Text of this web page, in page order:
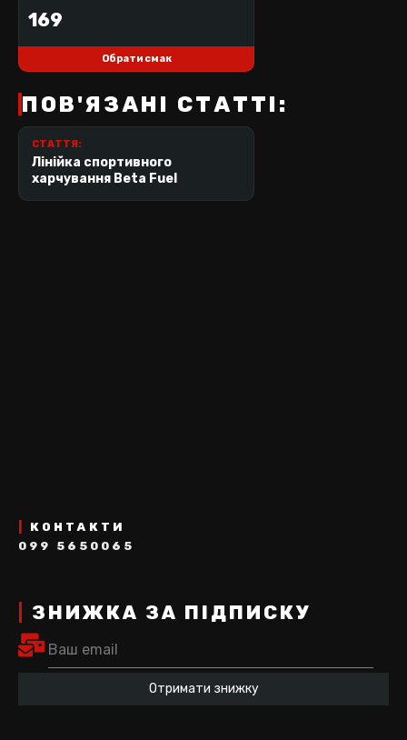
169
Обрати смак
ПОВ'ЯЗАНІ СТАТТІ:
СТАТТЯ:
Лінійка спортивного
харчування Beta Fuel
КОНТАКТИ
099 5650065
ЗНИЖКА ЗА ПІДПИСКУ
Отримати знижку